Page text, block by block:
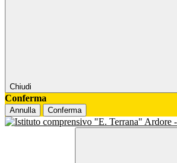
Chiudi
Conferma
Annulla Conferma